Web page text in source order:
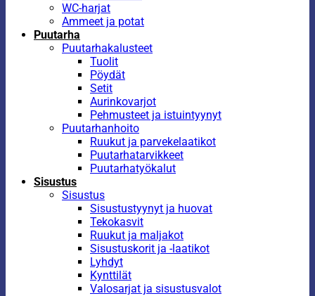
WC-harjat
Ammeet ja potat
Puutarha
Puutarhakalusteet
Tuolit
Pöydät
Setit
Aurinkovarjot
Pehmusteet ja istuintyynyt
Puutarhanhoito
Ruukut ja parvekelaatikot
Puutarhatarvikkeet
Puutarhatyökalut
Sisustus
Sisustus
Sisustustyynyt ja huovat
Tekokasvit
Ruukut ja maljakot
Sisustuskorit ja -laatikot
Lyhdyt
Kynttilät
Valosarjat ja sisustusvalot